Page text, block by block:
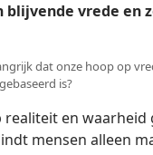
blijvende vrede en
dat onze hoop op
is?
realiteit en
mensen alleen